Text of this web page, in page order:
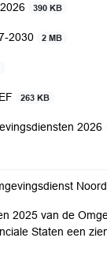
390 KB
2030 2 MB
263 KB
2026
2025 van de
Staten een